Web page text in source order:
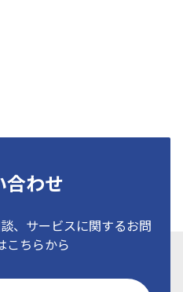
合わせ
、サービスに関するお問
こちらから